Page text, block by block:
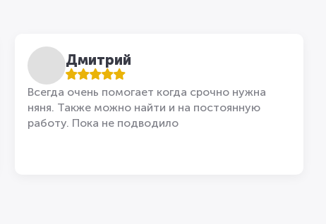
Дмитрий
Всегда очень помогает когда срочно нужна
няня. Также можно найти и на постоянную
работу. Пока не подводило